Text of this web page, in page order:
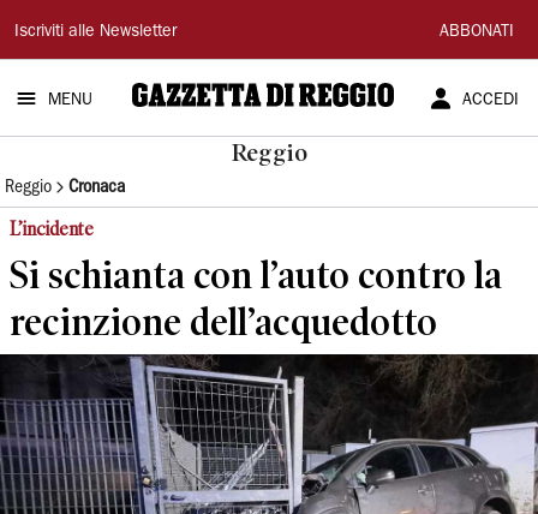
Gazzetta
di
Reggio
Iscriviti alle Newsletter ABBONATI
MENU ACCEDI
Reggio
Reggio Cronaca
L’incidente
Si schianta con l’auto contro la
recinzione dell’acquedotto